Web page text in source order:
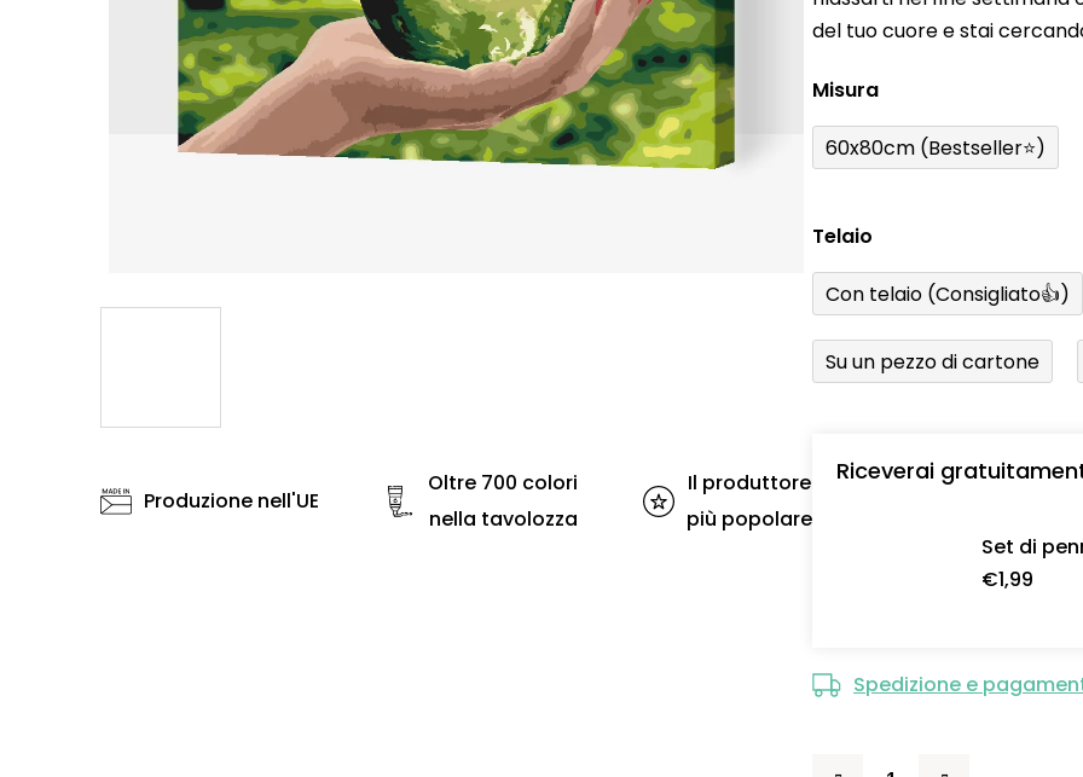
stelle.
del tuo cuore e stai
Misura
60x80cm (Bestseller⭐)
Telaio
Con telaio (Consigliato👍)
Su un pezzo di cartone
Riceverai
Set di
€1,99
Spedizione e
Produzione nell'UE
Oltre 700 colori
nella tavolozza
Il produttore
più popolare